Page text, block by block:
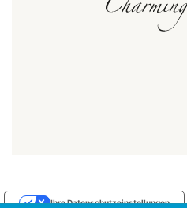
Ihre Datenschutzeinstellungen